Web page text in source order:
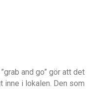
and go” gör att det
inne i lokalen. Den som